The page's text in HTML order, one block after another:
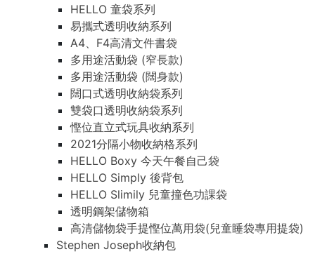
HELLO 童袋系列
易攜式透明收納系列
A4、F4高清文件書袋
多用途活動袋 (窄長款)
多用途活動袋 (闊身款)
闊口式透明收納袋系列
雙袋口透明收納袋系列
慳位直立式玩具收納系列
2021分隔小物收納格系列
HELLO Boxy 今天午餐自己袋
HELLO Simply 後背包
HELLO Slimily 兒童撞色功課袋
透明鋼架儲物箱
高清儲物袋手提慳位萬用袋(兒童睡袋專用提袋)
Stephen Joseph收納包